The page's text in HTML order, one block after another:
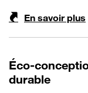
En savoir plus
Éco-
durable